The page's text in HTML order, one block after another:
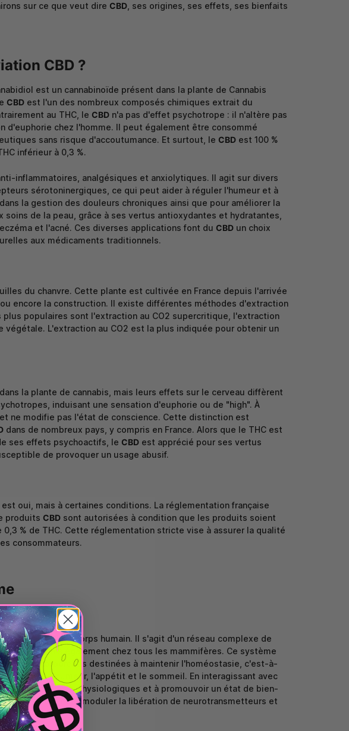
sur ce que veut dire CBD , ses origines, ses effets, ses bienfaits
CBD ?
est un cannabinoïde présent dans la plante de Cannabis
CBD est l'un des nombreux composés chimiques extrait du
au THC, le CBD n'a pas d'effet psychotrope : il n'altère pas
d'euphorie chez l'homme. Il peut également être consommé
sans risque d'accoutumance. Et surtout, le CBD est 100 %
inférieur à 0,3 %.
inflammatoires, analgésiques et anxiolytiques. Il agit sur divers
sérotoninergiques, ce qui peut aider à réguler l'humeur et à
la gestion des douleurs chroniques ainsi que pour améliorer la
de la peau, grâce à ses vertus antioxydantes et hydratantes,
et l'acné. Ces diverses applications font du CBD un choix
aux médicaments traditionnels.
du chanvre. Cette plante est cultivée en France depuis l'arrivée
encore la construction. Il existe différentes méthodes d'extraction
populaires sont l'extraction au CO2 supercritique, l'extraction
L'extraction au CO2 est la plus indiquée pour obtenir un
la plante de cannabis, mais leurs effets sur le cerveau diffèrent
induisant une sensation d'euphorie ou de "high". À
ne modifie pas l'état de conscience. Cette distinction est
dans de nombreux pays, y compris en France. Alors que le THC est
ses effets psychoactifs, le CBD est apprécié pour ses vertus
de provoquer un usage abusif.
oui, mais à certaines conditions. La réglementation française
produits CBD sont autorisées à condition que les produits soient
% de THC. Cette réglementation stricte vise à assurer la qualité
consommateurs.
(SEC) du corps humain. Il s'agit d'un réseau complexe de
mais également chez tous les mammifères. Ce système
corporelles destinées à maintenir l'homéostasie, c'est-à-
douleur, l'humeur, l'appétit et le sommeil. En interagissant avec
ces processus physiologiques et à promouvoir un état de bien-
CB2, ce qui peut moduler la libération de neurotransmetteurs et